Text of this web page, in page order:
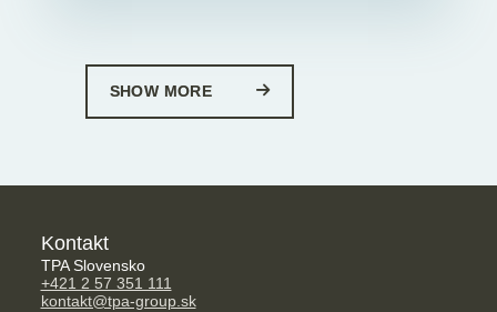
SHOW MORE
Kontakt
TPA Slovensko
+421 2 57 351 111
kontakt@tpa-group.sk